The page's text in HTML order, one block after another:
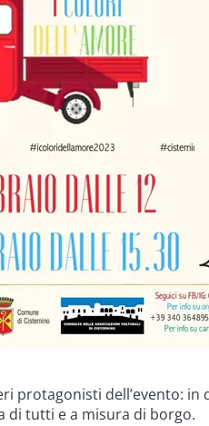
protagonisti dell’evento:
di tutti e a misura di borgo.